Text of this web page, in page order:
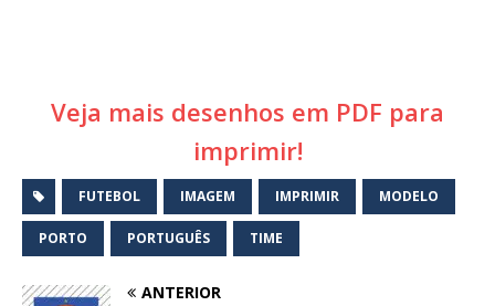
Veja mais desenhos em PDF para
imprimir!
FUTEBOL IMAGEM IMPRIMIR MODELO
PORTO PORTUGUÊS TIME
ANTERIOR